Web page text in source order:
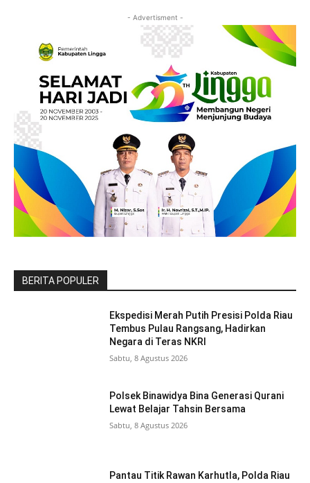
- Advertisment -
BERITA POPULER
Ekspedisi Merah Putih Presisi Polda Riau
Tembus Pulau Rangsang, Hadirkan
Negara di Teras NKRI
Sabtu, 8 Agustus 2026
Polsek Binawidya Bina Generasi Qurani
Lewat Belajar Tahsin Bersama
Sabtu, 8 Agustus 2026
Pantau Titik Rawan Karhutla, Polda Riau